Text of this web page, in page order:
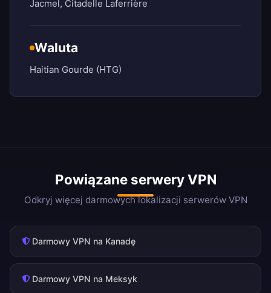
Jacmel, Citadelle Laferrière
Waluta
Haitian Gourde (HTG)
Powiązane serwery VPN
Odkryj więcej darmowych lokalizacji serwerów VPN
Darmowy VPN na Kanadę
Darmowy VPN na Meksyk